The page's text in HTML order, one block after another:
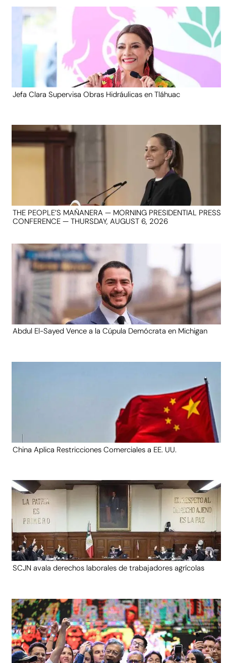
Jefa Clara Supervisa Obras Hidráulicas en Tláhuac
THE PEOPLE’S MAÑANERA — MORNING PRESIDENTIAL PRESS
CONFERENCE — THURSDAY, AUGUST 6, 2026
Abdul El-Sayed Vence a la Cúpula Demócrata en Michigan
China Aplica Restricciones Comerciales a EE. UU.
SCJN avala derechos laborales de trabajadores agrícolas